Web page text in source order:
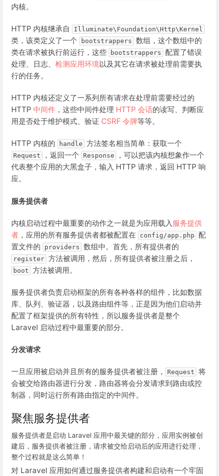
内核。
HTTP 内核继承自 Illuminate\Foundation\Http\Kernel
类，该类定义了一个 bootstrappers 数组，这个数组中的
类在请求被执行前运行，这些
bootstrappers 配置了错误
处理、日志、 检测应用环境以及其它在请求被处理前需要执
行的任务。
HTTP 内核还定义了一系列所有请求在处理前需要经过的
HTTP 中间件 ，这些中间件处理 HTTP 会话的读写、判断应
用是否处于维护模式、验证 CSRF 令牌等等。
HTTP 内核的 handle 方法签名相当简单：获取一个
Request ，返回一个 Response
，可以把该内核想象作一个
代表整个应用的大黑盒子，输入 HTTP 请求，返回 HTTP 响
应。
服务提供者
内核启动过程中最重要的动作之一就是为应用载入 服务提供
者 ，应用的所有服务提供者都被配置在 config/app.php 配
置文件的
providers 数组中。首先，所有提供者的
register 方法被调用，然后，所有提供者被注册之后，
boot 方法被调用。
服务提供者负责启动框架的所有各种各样的组件，比如数据
库、队列、验证器，以及路由组件等，正是因为他们启动并
配置了框架提供的所有特性，所以服务提供者是整个
Laravel 启动过程中最重要的部分。
分发请求
一旦应用被启动并且所有的服务提供者被注册， Request 将
会被交给路由器进行分发，路由器将会分发请求到路由或控
制器，同时运行所有路由指定的中间件。
聚焦服务提供者
服务提供者是启动 Laravel 应用中最关键的部分，应用实例被创
建后，服务提供者被注册，请求被交给启动后的应用进行处理，
整个过程就是这么简单！
对 Laravel 应用如何通过服务提供者构建和启动有一个牢固